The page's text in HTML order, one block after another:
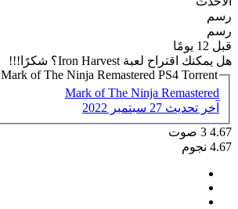
رسم
رسم
قبل 12 يومًا
هل يمكنك اقتراح لعبة Iron Harvest؟ شكرًا!!!
Mark of The Ninja Remastered PS4 Torrent
Mark of The Ninja Remastered
آخر تحديث 27 سبتمبر 2022
4.67
3 صوت
4.67 نجوم